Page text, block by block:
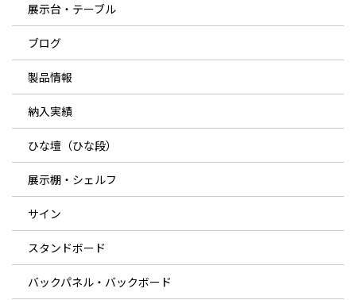
展示台・テーブル
ブログ
製品情報
納入実績
ひな壇（ひな段）
展示棚・シェルフ
サイン
スタンドボード
バックパネル・バックボード